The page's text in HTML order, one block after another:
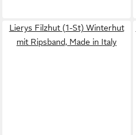
Lierys Filzhut (1-St) Winterhut
mit Ripsband, Made in Italy